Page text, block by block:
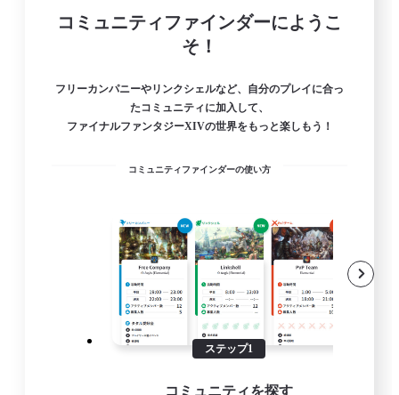
コミュニティファインダーにようこ
そ！
フリーカンパニーやリンクシェルなど、自分のプレイに合っ
たコミュニティに加入して、
ファイナルファンタジーXIVの世界をもっと楽しもう！
コミュニティファインダーの使い方
ステップ1
コミュニティを探す